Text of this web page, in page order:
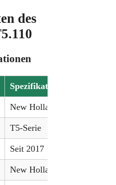
des
Spezifikation
New Holland T5.110
T5-Serie
Seit 2017
New Holland (CNH)